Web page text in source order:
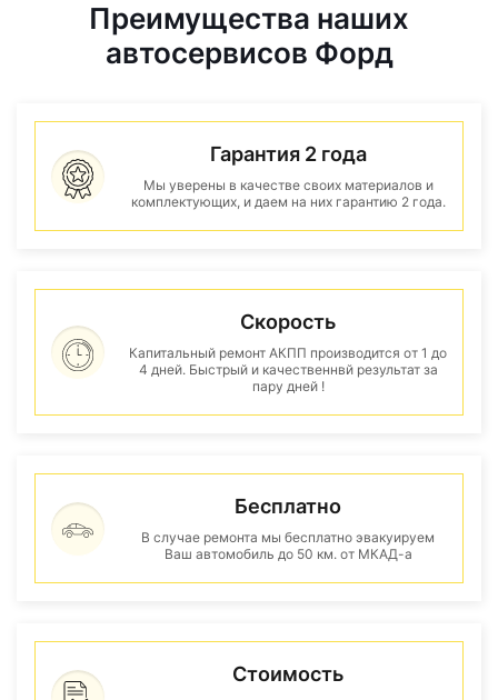
Преимущества наших
автосервисов Форд
Гарантия 2 года
Мы уверены в качестве своих материалов и
комплектующих, и даем на них гарантию 2 года.
Скорость
Капитальный ремонт АКПП производится от 1 до
4 дней. Быстрый и качественнвй результат за
пару дней !
Бесплатно
В случае ремонта мы бесплатно эвакуируем
Ваш автомобиль до 50 км. от МКАД-а
Стоимость